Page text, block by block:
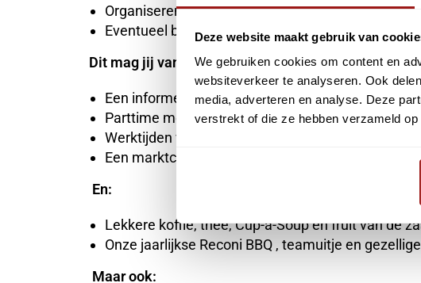
Deze website maakt gebruik van
We gebruiken cookies om content en
websiteverkeer te analyseren. Ook
media, adverteren en analyse. Deze
verstrekt of die ze hebben verzameld
Organiseren van bedrijfsfeestjes en borrels.
Eventueel bijspringen bij licht administratieve taken
Dit mag jij van ons verwachten:
Een informele en gezellige werksfeer met ruimte
Parttime mogelijkheden van 24 tot 32 uur.
Werktijden van maandag t/m vrijdag tussen 8:30
Een marktconform salaris
En:
Lekkere koffie, thee, Cup-a-Soup en fruit van de
Onze jaarlijkse Reconi BBQ , teamuitje en
Maar ook: